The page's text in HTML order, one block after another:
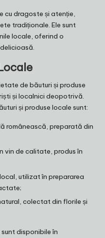
cu dragoste și atenție,
tradiționale. Ele sunt
locale, oferind o
de băuturi și produse
și localnici deopotrivă.
și produse locale sunt:
românească, preparată din
vin de calitate, produs în
local, utilizat în prepararea
colectat din florile și
disponibile în